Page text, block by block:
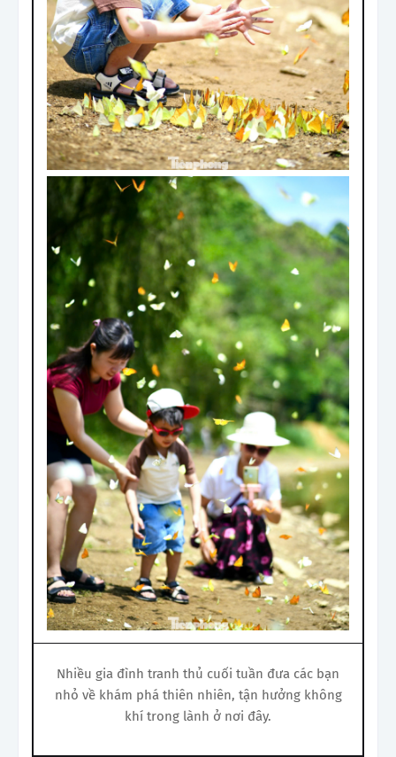
Nhiều gia đình tranh thủ cuối tuần đưa các bạn
nhỏ về khám phá thiên nhiên, tận hưởng không
khí trong lành ở nơi đây.